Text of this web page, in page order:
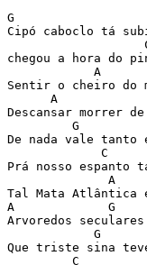
G
Cipó caboclo tá
chegou a hora do
A
Sentir o cheiro do
A
Descansar morrer
G
De nada vale tanto
C
Prá nosso espanto
A
Tal Mata Atlântica
A             G
Arvoredos
G
Que triste sina
C